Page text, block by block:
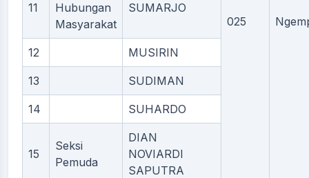
025
11
Hubungan
Masyarakat
SUMARJO
12 MUSIRIN
13 SUDIMAN
14 SUHARDO
15
Seksi
Pemuda
DIAN
NOVIARDI
SAPUTRA